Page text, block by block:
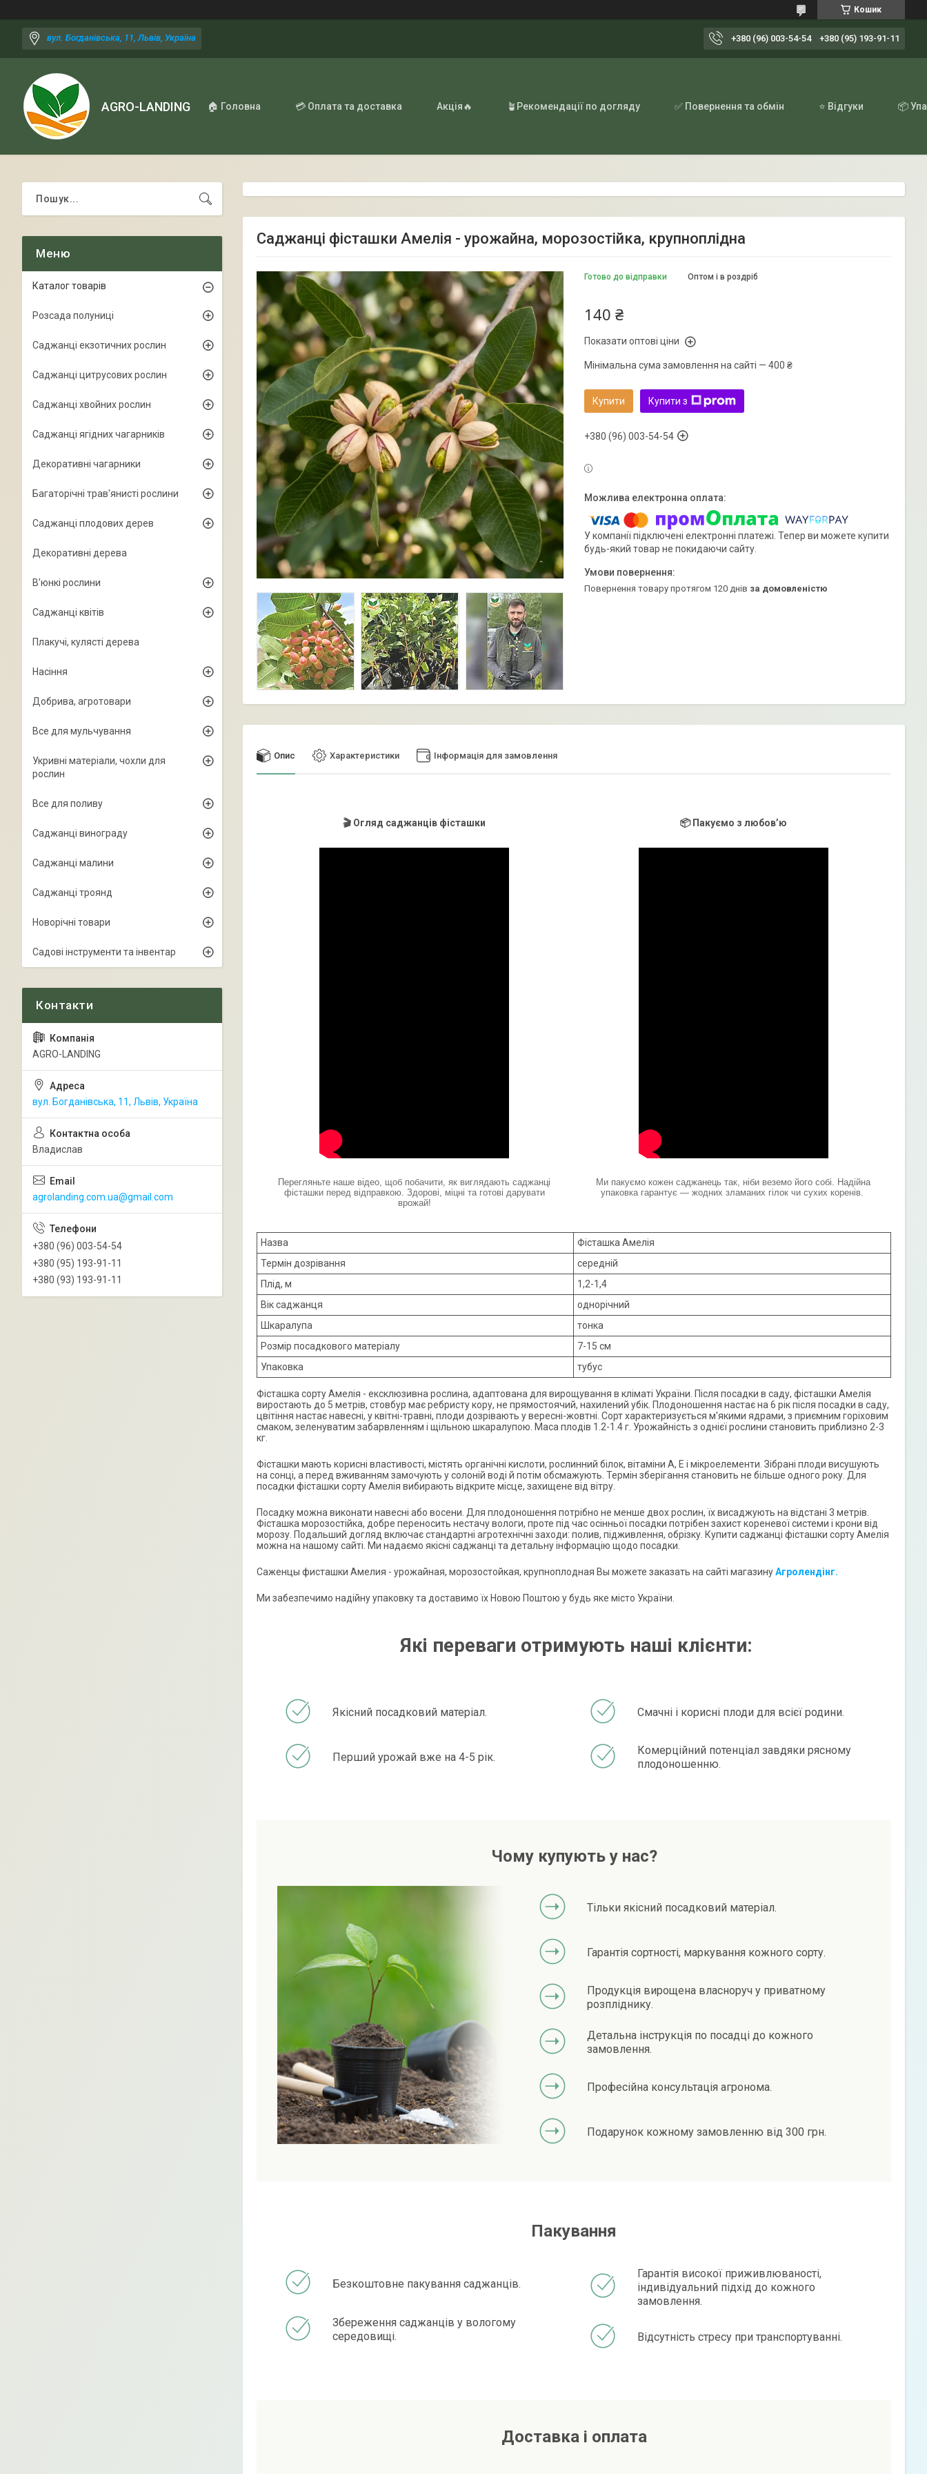
Кошик
вул. Богданівська, 11, Львів, Україна +380 (96) 003-54-54 +380 (95) 193-91-11
AGRO-LANDING 🏠 Головна 💳 Оплата та доставка Акція🔥 🪴Рекомендації по догляду ✅ Повернення та обмін ⭐ Відгуки 📦
Саджанці фісташки Амелія - урожайна, морозостійка, крупноплідна
Готово до відправки Оптом і в роздріб
140 ₴
Показати оптові ціни
Мінімальна сума замовлення на сайті — 400 ₴
Купити Купити з
+380 (96) 003-54-54
У компанії підключені електронні платежі. Тепер ви можете купити
будь-який товар не покидаючи сайту.
повернення товару протягом 120 днів за домовленістю
Опис Характеристики Інформація для замовлення
🎬 Огляд саджанців фісташки
Перегляньте наше відео, щоб побачити, як виглядають саджанці
фісташки перед відправкою. Здорові, міцні та готові дарувати
врожай!
📦 Пакуємо з любов’ю
Ми пакуємо кожен саджанець так, ніби веземо його собі. Надійна
упаковка гарантує — жодних зламаних гілок чи сухих коренів.
Назва
Фісташка Амелія
Термін дозрівання
середній
Плід, м
1,2-1,4
Вік саджанця
однорічний
Шкаралупа
тонка
Розмір посадкового матеріалу
7-15 см
Упаковка
тубус
Фісташка сорту Амелія - ексклюзивна рослина, адаптована для вирощування в кліматі України. Після посадки в саду, фісташки Амелія
виростають до 5 метрів, стовбур має ребристу кору, не прямостоячий, нахилений убік. Плодоношення настає на 6 рік після посадки в саду,
цвітіння настає навесні, у квітні-травні, плоди дозрівають у вересні-жовтні. Сорт характеризується м'якими ядрами, з приємним горіховим
смаком, зеленуватим забарвленням і щільною шкаралупою. Маса плодів 1.2-1.4 г. Урожайність з однієї рослини становить приблизно 2-3
кг.
Фісташки мають корисні властивості, містять органічні кислоти, рослинний білок, вітаміни А, Е і мікроелементи. Зібрані плоди висушують
на сонці, а перед вживанням замочують у солоній воді й потім обсмажують. Термін зберігання становить не більше одного року. Для
посадки фісташки сорту Амелія вибирають відкрите місце, захищене від вітру.
Посадку можна виконати навесні або восени. Для плодоношення потрібно не менше двох рослин, їх висаджують на відстані 3 метрів.
Фісташка морозостійка, добре переносить нестачу вологи, проте під час осінньої посадки потрібен захист кореневої системи і крони від
морозу. Подальший догляд включає стандартні агротехнічні заходи: полив, підживлення, обрізку. Купити саджанці фісташки сорту Амелія
можна на нашому сайті. Ми надаємо якісні саджанці та детальну інформацію щодо посадки.
Саженцы фисташки Амелия - урожайная, морозостойкая, крупноплодная Вы можете заказать на сайті магазинуАгролендінг.
Ми забезпечимо надійну упаковку та доставимо їх Новою Поштою у будь яке місто України.
Які переваги отримують наші клієнти:
Якісний посадковий матеріал.
Перший урожай вже на 4-5 рік.
Смачні і корисні плоди для всієї родини.
Комерційний потенціал завдяки рясному
плодоношенню.
Чому купують у нас?
Тільки якісний посадковий матеріал.
Гарантія сортності, маркування кожного сорту.
Продукція вирощена власноруч у приватному
розпліднику.
Детальна інструкція по посадці до кожного
замовлення.
Професійна консультація агронома.
Подарунок кожному замовленню від 300 грн.
Пакування
Безкоштовне пакування саджанців.
Збереження саджанців у вологому
середовищі.
Гарантія високої приживлюваності,
індивідуальний підхід до кожного
замовлення.
Відсутність стресу при транспортуванні.
Доставка і оплата
Каталог товарів
Розсада полуниці
Саджанці екзотичних рослин
Саджанці цитрусових рослин
Саджанці хвойних рослин
Саджанці ягідних чагарників
Декоративні чагарники
Багаторічні трав'янисті рослини
Саджанці плодових дерев
Декоративні дерева
В'юнкі рослини
Саджанці квітів
Плакучі, кулясті дерева
Насіння
Добрива, агротовари
Все для мульчування
Укривні матеріали, чохли для
рослин
Все для поливу
Саджанці винограду
Саджанці малини
Саджанці троянд
Новорічні товари
Садові інструменти та інвентар
AGRO-LANDING
вул. Богданівська, 11, Львів, Україна
Владислав
agrolanding.com.ua@gmail.com
+380 (96) 003-54-54
+380 (95) 193-91-11
+380 (93) 193-91-11